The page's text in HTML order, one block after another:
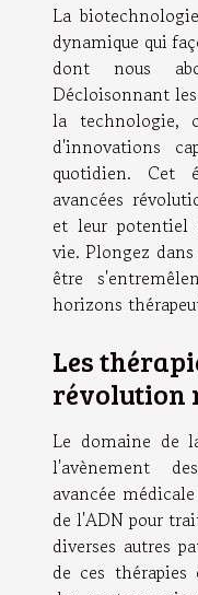
La
dynamique qui
dont nous
Décloisonnant
la technologie,
d'innovations
quotidien. Cet
avancées
et leur potentiel
vie. Plongez
être
horizons
Les
révolution
Le domaine de
l'avènement
avancée
de l'ADN pour
diverses autres
de ces